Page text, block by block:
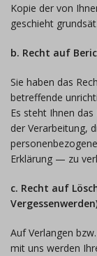
Kopie der von
geschieht
b. Recht auf
Sie haben das
betreffende
Es steht Ihnen
der Verarbeitung,
Erklärung — zu
c. Recht auf
Auf Verlangen
mit uns werden